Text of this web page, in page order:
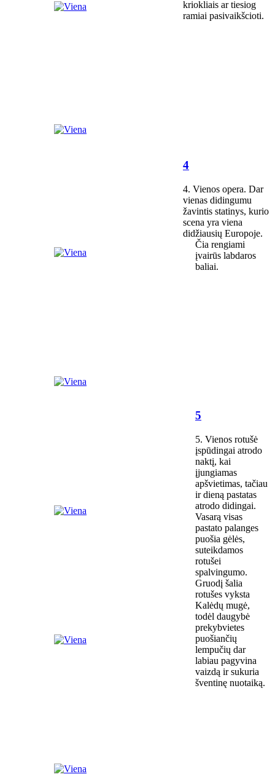
kriokliais ar tiesiog
ramiai pasivaikšcioti.
4
4. Vienos opera. Dar
vienas didingumu
žavintis statinys, kurio
scena yra viena
didžiausių Europoje.
Čia rengiami
įvairūs labdaros
baliai.
5
5. Vienos rotušė
įspūdingai atrodo
naktį, kai
įjungiamas
apšvietimas, tačiau
ir dieną pastatas
atrodo didingai.
Vasarą visas
pastato palanges
puošia gėlės,
suteikdamos
rotušei
spalvingumo.
Gruodį šalia
rotušes vyksta
Kalėdų mugė,
todėl daugybė
prekybvietes
puošiančių
lempučių dar
labiau pagyvina
vaizdą ir sukuria
šventinę nuotaiką.